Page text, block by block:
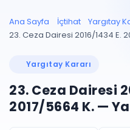
Entegrasyonu
UYAP ile otomatik
UYAP Evrak
Entegrasyonu
UETS
Tebligatları anında
Blog
Ücretsiz
Ana Sayfa İçtihat
Yargıtay
23. Ceza Dairesi 2016/1434 E.
Yargıtay Kararı
23. Ceza Dairesi
2017/5664 K. —